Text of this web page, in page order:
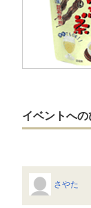
イベントへの
さやた